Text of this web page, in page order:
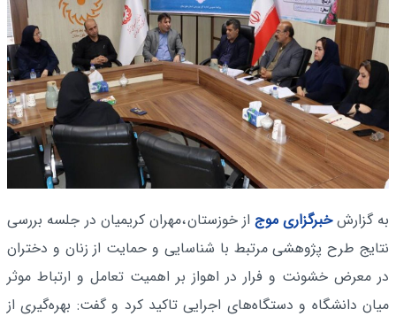
به گزارشخبرگزاری موج از خوزستان،مهران کریمیان در جلسه بررسی
نتایج طرح پژوهشی مرتبط با شناسایی و حمایت از زنان و دختران
در معرض خشونت و فرار در اهواز بر اهمیت تعامل و ارتباط موثر
میان دانشگاه و دستگاه‌های اجرایی تاکید کرد و گفت: بهره‌گیری از